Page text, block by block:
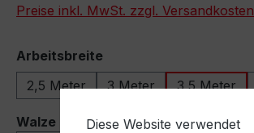
Preise inkl. MwSt. zzgl. Versandkosten
Arbeitsbreiteauswählen
2,5 Meter
3 Meter 3,5 Meter
Walzeauswählen
Diese Website verwendet